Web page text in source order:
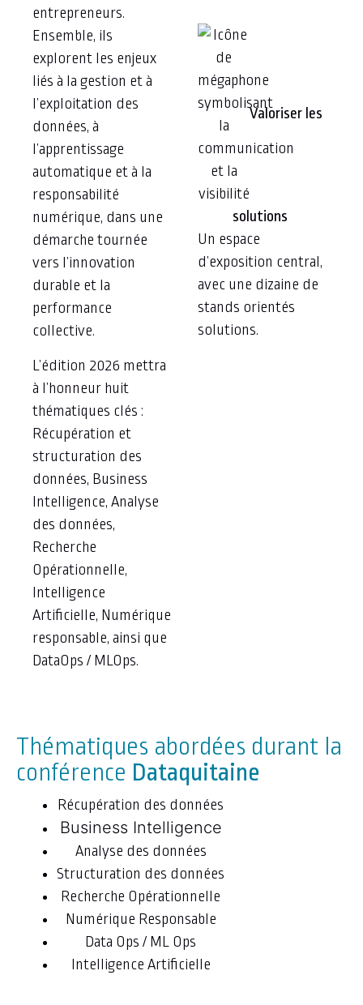
entrepreneurs.
Ensemble, ils
explorent les enjeux
liés à la gestion et à
l’exploitation des
données, à
l’apprentissage
automatique et à la
responsabilité
numérique, dans une
démarche tournée
vers l’innovation
durable et la
performance
collective.
L’édition 2026 mettra
à l’honneur huit
thématiques clés :
Récupération et
structuration des
données, Business
Intelligence, Analyse
des données,
Recherche
Opérationnelle,
Intelligence
Artificielle, Numérique
responsable, ainsi que
DataOps / MLOps.
Valoriser les
solutions
Un espace
d’exposition central,
avec une dizaine de
stands orientés
solutions.
Thématiques abordées durant la
conférence Dataquitaine
Récupération des données
Business Intelligence
Analyse des données
Structuration des données
Recherche Opérationnelle
Numérique Responsable
Data Ops / ML Ops
Intelligence Artificielle